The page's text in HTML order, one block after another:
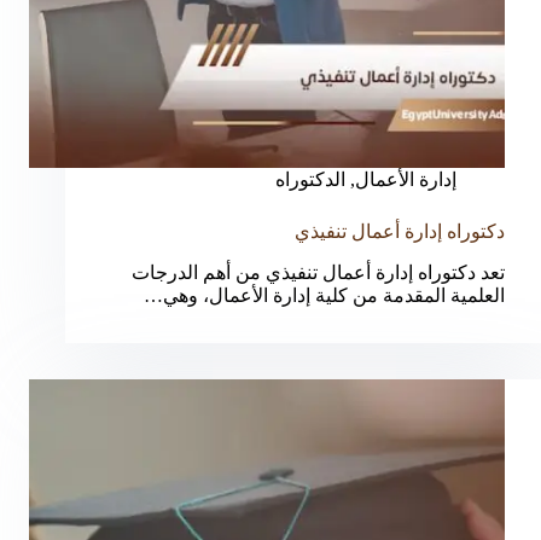
إدارة الأعمال, الدكتوراه
دكتوراه إدارة أعمال تنفيذي
تعد دكتوراه إدارة أعمال تنفيذي من أهم الدرجات
العلمية المقدمة من كلية إدارة الأعمال، وهي…